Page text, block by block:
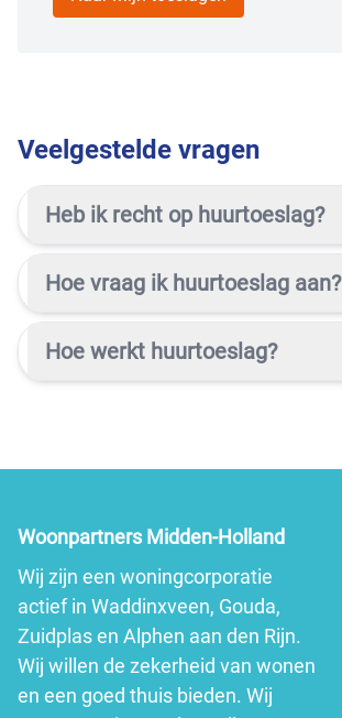
Veelgestelde vragen
Heb ik recht op huurtoeslag?
Hoe vraag ik huurtoeslag aan?
Hoe werkt huurtoeslag?
Woonpartners Midden-Holland
Wij zijn een woningcorporatie
actief in Waddinxveen, Gouda,
Zuidplas en Alphen aan den Rijn.
Wij willen de zekerheid van wonen
en een goed thuis bieden. Wij